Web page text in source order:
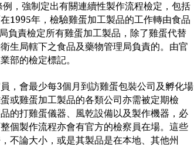
，強制定出有關連續性製作流程檢定，包括
1995年，檢驗雞蛋加工製品的工作轉由食品
負責檢定所有雞蛋加工製品，除了雞蛋代替
生局轄下之食品及藥物管理局負責的。由官
部的檢定標記。
，會最少每3個月到訪雞蛋包裝公司及孵化場
或雞蛋加工製品的各類公司亦需被定期檢
的打雞蛋儀器、風乾設備以及製作機器，必
個製作流程亦會有官方的檢察員在場。這些
不論大小，或是其製品是在本地、其他州